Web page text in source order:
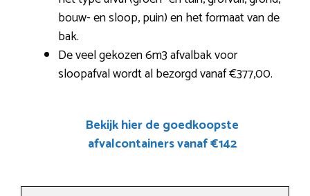
bouw- en sloop, puin) en het formaat van de
bak.
De veel gekozen 6m3 afvalbak voor
sloopafval wordt al bezorgd vanaf €377,00.
Bekijk hier de goedkoopste
afvalcontainers vanaf €142